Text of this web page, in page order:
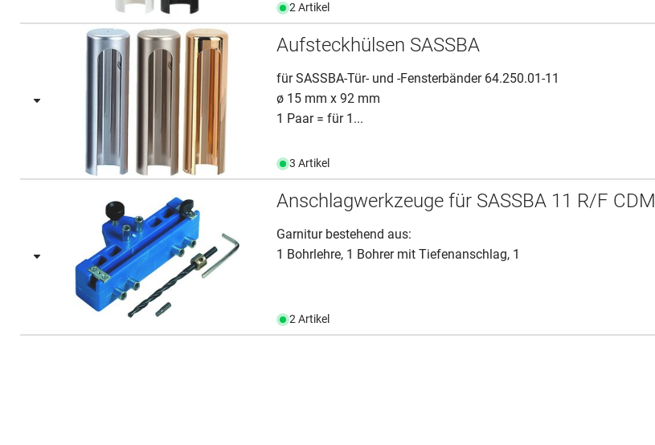
2 Artikel
Aufsteckhülsen SASSBA
für SASSBA-Tür- und -Fensterbänder 64.250.01-11
ø 15 mm x 92 mm
1 Paar = für 1...
3 Artikel
Anschlagwerkzeuge für SASSBA 11 R/F CDM
Garnitur bestehend aus:
1 Bohrlehre, 1 Bohrer mit Tiefenanschlag, 1
2 Artikel